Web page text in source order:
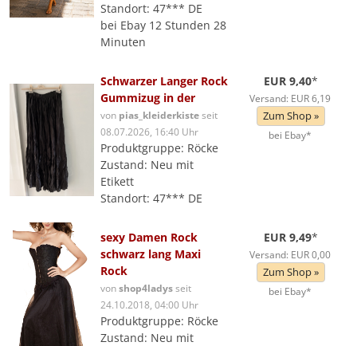
Standort: 47*** DE
bei Ebay 12 Stunden 28
Minuten
Schwarzer Langer Rock
Gummizug in der
von pias_kleiderkisteseit
08.07.2026, 16:40 Uhr
Produktgruppe: Röcke
Zustand: Neu mit
Etikett
Standort: 47*** DE
EUR 9,40*
Versand: EUR 6,19
Zum Shop »
bei Ebay*
sexy Damen Rock
schwarz lang Maxi
Rock
vonshop4ladysseit
24.10.2018, 04:00 Uhr
Produktgruppe: Röcke
Zustand: Neu mit
EUR 9,49*
Versand: EUR 0,00
Zum Shop »
bei Ebay*